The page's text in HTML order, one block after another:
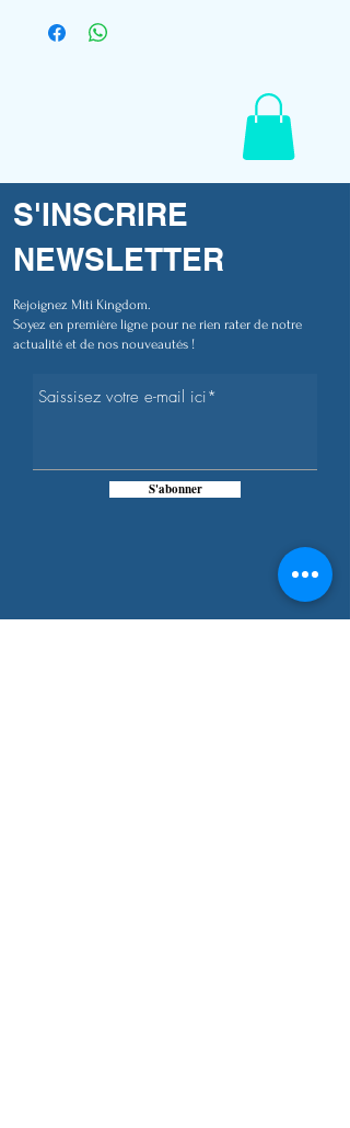
bordado
S'INSCRIRE
NEWSLETTER
Rejoignez Miti Kingdom.
Soyez en première ligne pour ne rien rater de notre
actualité et de nos nouveautés !
S'abonner